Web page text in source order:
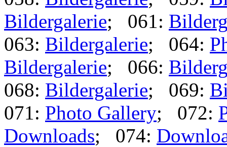
Bildergalerie; 061:
063: Bildergalerie; 064:
Bildergalerie; 066:
068: Bildergalerie; 069:
071: Photo Gallery; 072:
Downloads; 074: